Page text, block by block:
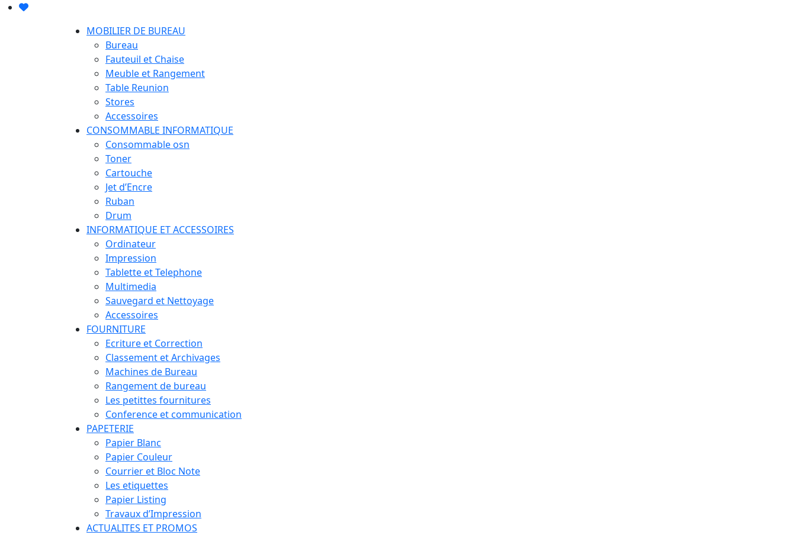
MOBILIER DE BUREAU
Bureau
Fauteuil et Chaise
Meuble et Rangement
Table Reunion
Stores
Accessoires
CONSOMMABLE INFORMATIQUE
Consommable osn
Toner
Cartouche
Jet d’Encre
Ruban
Drum
INFORMATIQUE ET ACCESSOIRES
Ordinateur
Impression
Tablette et Telephone
Multimedia
Sauvegard et Nettoyage
Accessoires
FOURNITURE
Ecriture et Correction
Classement et Archivages
Machines de Bureau
Rangement de bureau
Les petittes fournitures
Conference et communication
PAPETERIE
Papier Blanc
Papier Couleur
Courrier et Bloc Note
Les etiquettes
Papier Listing
Travaux d’Impression
ACTUALITES ET PROMOS